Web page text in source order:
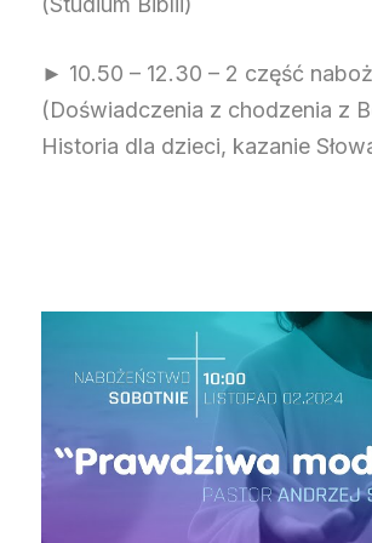
► 10.50 – 12.30 – 2 część
(Doświadczenia z chodzenia z
Historia dla dzieci, kazanie